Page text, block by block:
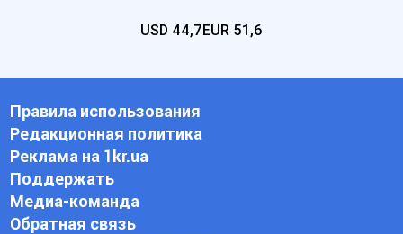
USD 44,7EUR 51,6
Правила использования
Редакционная политика
Реклама на 1kr.ua
Поддержать
Медиа-команда
Обратная связь